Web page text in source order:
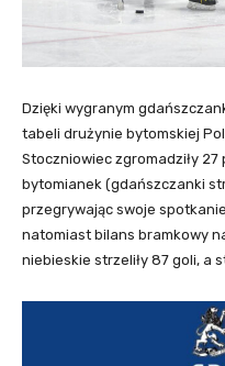
Dzięki wygranym
tabeli drużynie bytomskiej
Stoczniowiec zgromadziły
bytomianek (gdańszczanki
przegrywając swoje
natomiast bilans bramkowy
niebieskie strzeliły 87 goli, a